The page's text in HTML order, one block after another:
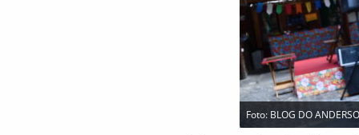
Foto: BLOG DO